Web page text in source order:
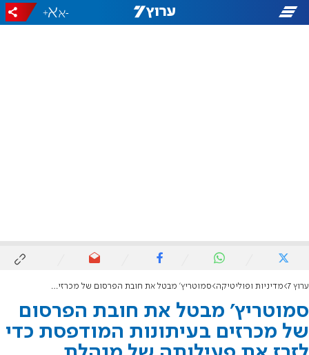
-
+
ערוץ 7 מדיניות ופוליטיקה סמוטריץ' מבטל את חובת הפרסום של מכרזים בעיתונות המודפסת כדי לזרז את פעילותה של מנהלת תקומה
סמוטריץ' מבטל את חובת הפרסום
של מכרזים בעיתונות המודפסת כדי